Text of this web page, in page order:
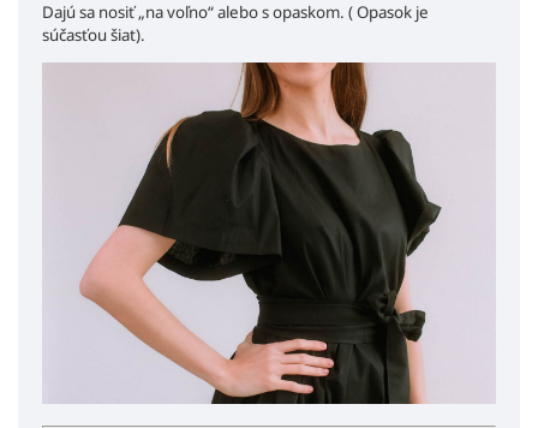
Dajú sa nosiť „na voľno“ alebo s opaskom. ( Opasok je
súčasťou šiat).